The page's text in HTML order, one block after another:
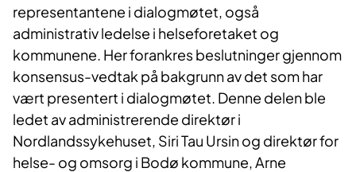
representantene i dialogmøtet, også
administrativ ledelse i helseforetaket og
kommunene. Her forankres beslutninger gjennom
konsensus-vedtak på bakgrunn av det som har
vært presentert i dialogmøtet. Denne delen ble
ledet av administrerende direktør i
Nordlandssykehuset, Siri Tau Ursin og direktør for
helse- og omsorg i Bodø kommune, Arne